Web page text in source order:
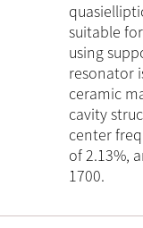
suitable
using
resonator
ceramic
cavity
center
of 2.13%,
1700.